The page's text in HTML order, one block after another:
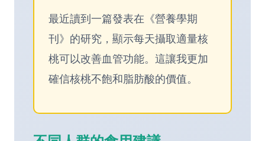
最近讀到一篇發表在《營養學期
刊》的研究，顯示每天攝取適量核
桃可以改善血管功能。這讓我更加
確信核桃不飽和脂肪酸的價值。